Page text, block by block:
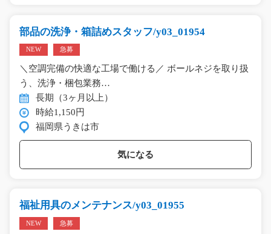
部品の洗浄・箱詰めスタッフ/y03_01954
NEW 急募
＼空調完備の快適な工場で働ける／ ボールネジを取り扱
う、洗浄・梱包業務…
長期（3ヶ月以上）
時給1,150円
福岡県うきは市
気になる
福祉用具のメンテナンス/y03_01955
NEW 急募